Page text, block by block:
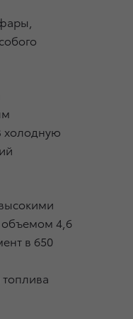
холодную
4,6
в 650